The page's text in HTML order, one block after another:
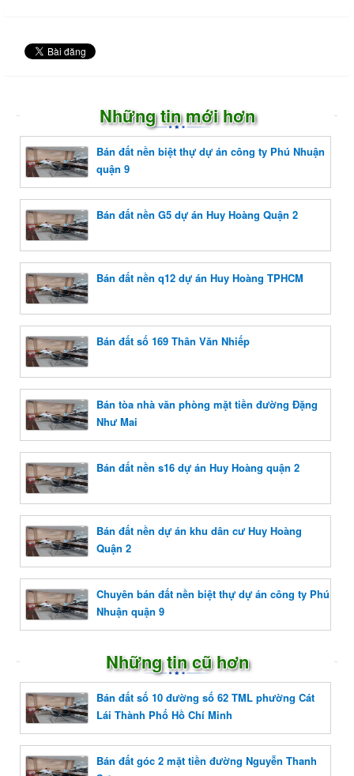
Những tin mới hơn
Bán đất nền biệt thự dự án công ty Phú Nhuận
quận 9
Bán đất nền G5 dự án Huy Hoàng Quận 2
Bán đất nền q12 dự án Huy Hoàng TPHCM
Bán đất số 169 Thân Văn Nhiếp
Bán tòa nhà văn phòng mặt tiền đường Đặng
Như Mai
Bán đất nền s16 dự án Huy Hoàng quận 2
Bán đất nền dự án khu dân cư Huy Hoàng
Quận 2
Chuyên bán đất nền biệt thự dự án công ty Phú
Nhuận quận 9
Những tin cũ hơn
Bán đất số 10 đường số 62 TML phường Cát
Lái Thành Phố Hồ Chí Minh
Bán đất góc 2 mặt tiền đường Nguyễn Thanh